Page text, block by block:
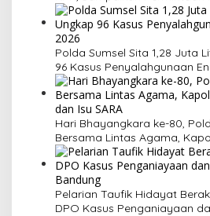
Polda Sumsel Sita 1,28 Juta
96 Kasus Penyalahgunaan
Hari Bhayangkara ke-80,
Bersama Lintas Agama,
Hoaks dan Isu SARA
Pelarian Taufik Hidayat
DPO Kasus Penganiayaan